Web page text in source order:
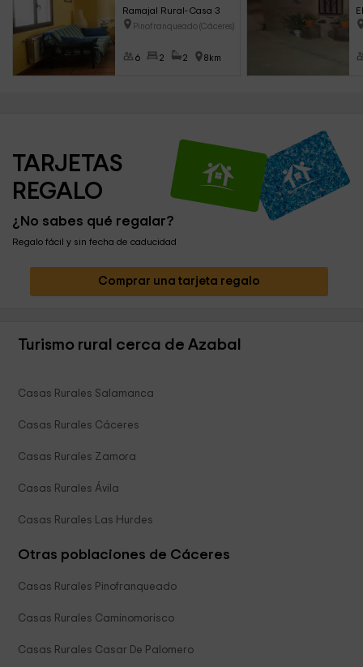
Ramajal Rural- Casa 3
Pinofranqueado (Cáceres)
6 2 2 8km
TARJETAS
REGALO
¿No sabes qué regalar?
Regalo fácil y sin fecha de caducidad
Comprar una tarjeta regalo
Turismo rural cerca de Azabal
Casas Rurales Salamanca
Casas Rurales Cáceres
Casas Rurales Zamora
Casas Rurales Ávila
Casas Rurales Las Hurdes
Otras poblaciones de Cáceres
Casas Rurales Pinofranqueado
Casas Rurales Caminomorisco
Casas Rurales Casar De Palomero